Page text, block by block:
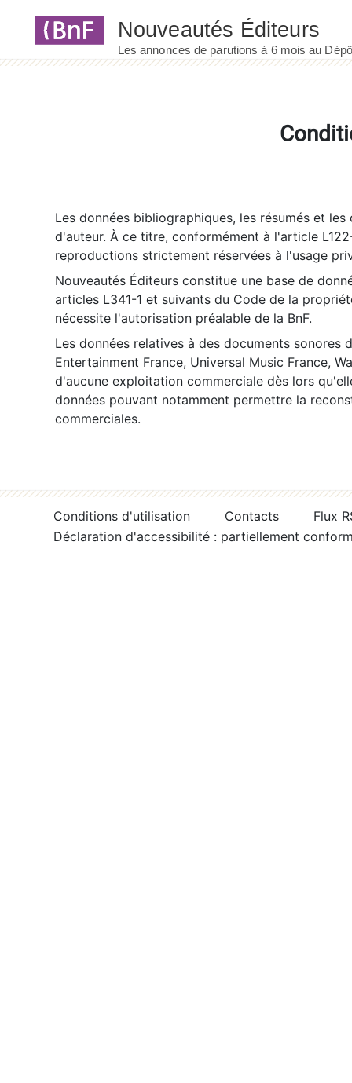
Les données bibliographiques, les résumés et
d'auteur. À ce titre, conformément à l'article
reproductions strictement réservées à l'usage
Nouveautés Éditeurs constitue une base de
articles L341-1 et suivants du Code de la
nécessite l'autorisation préalable de la BnF.
Les données relatives à des documents sonores
Entertainment France, Universal Music France,
d'aucune exploitation commerciale dès lors
données pouvant notamment permettre la
commerciales.
Conditions d'utilisation Contacts
Flux
Déclaration d'accessibilité : partiellement